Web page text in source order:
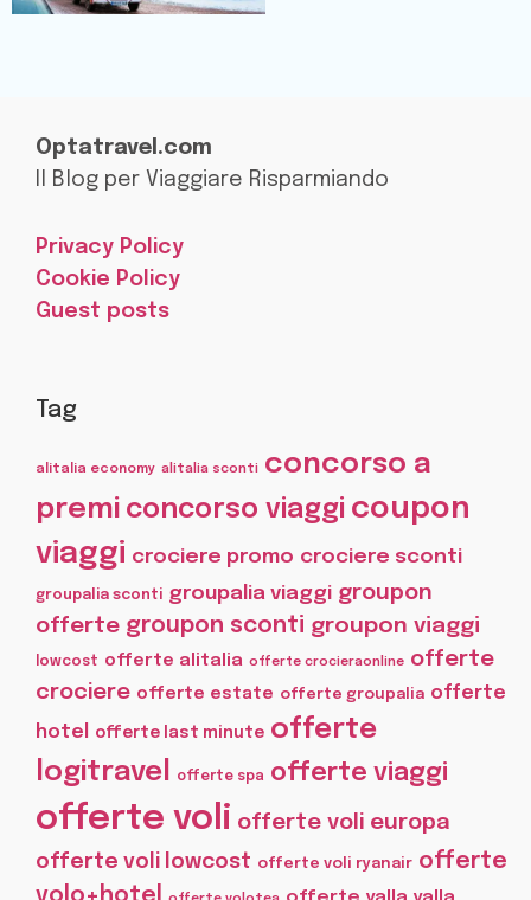
Optatravel.com
Il Blog per Viaggiare Risparmiando
Privacy Policy
Cookie Policy
Guest posts
Tag
alitalia economy alitalia sconti concorso a
premi concorso viaggi coupon
viaggi crociere promo crociere sconti
groupalia sconti groupalia viaggi groupon
offerte groupon sconti groupon viaggi
lowcost offerte alitalia offerte crocieraonline offerte
crociere offerte estate offerte groupalia offerte
hotel
offerte last minute offerte
logitravel
offerte spa offerte viaggi
offerte voli offerte voli europa
offerte voli lowcost offerte voli ryanair offerte